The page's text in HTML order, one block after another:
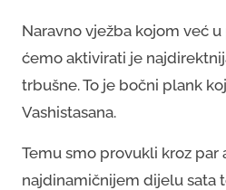
Naravno vježba kojom već
ćemo aktivirati je
trbušne. To je bočni plank
Vashistasana.
Temu smo provukli kroz par
najdinamičnijem dijelu sata